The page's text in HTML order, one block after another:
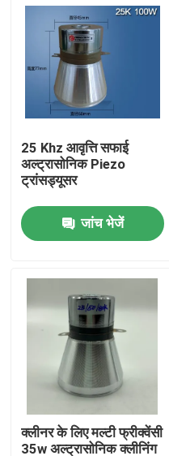
उत्पादों
हमारे बारे में
कारखाना भ्रमण
गुणवत्ता नियंत्रण
संपर्क करें
एक उद्धरण का अनुरोध करें
अल्ट्रासोनिक सफाई
उच्च शक्ति अल्ट्रासोनिक
बहु आवृत्ति अल्ट्रासोनिक
25 Khz आवृत्ति सफाई
अल्ट्रासोनिक Piezo
ट्रांसड्यूसर
जांच भेजें
क्लीनर के लिए मल्टी फ्रीक्वेंसी
35w अल्ट्रासोनिक क्लीनिंग